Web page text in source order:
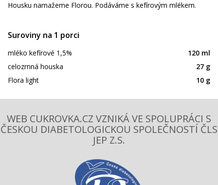
Housku namažeme Florou. Podáváme s kefírovým mlékem.
Suroviny na 1 porci
mléko kefírové 1,5%
120 ml
celozrnná houska
27 g
Flora light
10 g
WEB CUKROVKA.CZ VZNIKÁ VE SPOLUPRÁCI S
ČESKOU DIABETOLOGICKOU SPOLEČNOSTÍ ČLS
JEP Z.S.